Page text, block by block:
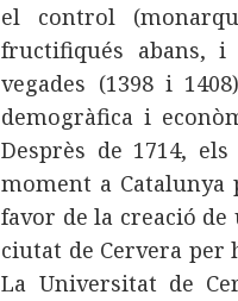
el control
fructifiqués abans,
vegades (1398 i
demogràfica i
Desprès de 1714,
moment a Catalunya
favor de la creació
ciutat de Cervera per
La Universitat de